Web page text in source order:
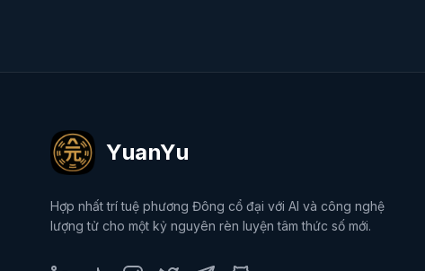
YuanYu
Hợp nhất trí tuệ phương Đông cổ đại với AI và công nghệ
lượng tử cho một kỷ nguyên rèn luyện tâm thức số mới.